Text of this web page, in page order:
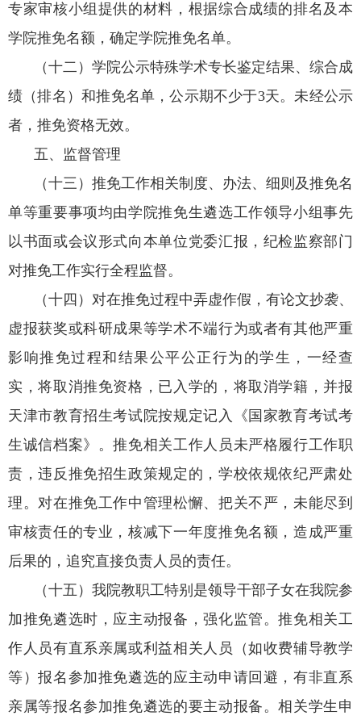
专家审核小组提供的材料，根据综合成绩的排名及本
学院推免名额，确定学院推免名单。
（十二）学院公示特殊学术专长鉴定结果、综合成
绩（排名）和推免名单，公示期不少于3天。未经公示
者，推免资格无效。
五、监督管理
（十三）推免工作相关制度、办法、细则及推免名
单等重要事项均由学院推免生遴选工作领导小组事先
以书面或会议形式向本单位党委汇报，纪检监察部门
对推免工作实行全程监督。
（十四）对在推免过程中弄虚作假，有论文抄袭、
虚报获奖或科研成果等学术不端行为或者有其他严重
影响推免过程和结果公平公正行为的学生，一经查
实，将取消推免资格，已入学的，将取消学籍，并报
天津市教育招生考试院按规定记入《国家教育考试考
生诚信档案》。推免相关工作人员未严格履行工作职
责，违反推免招生政策规定的，学校依规依纪严肃处
理。对在推免工作中管理松懈、把关不严，未能尽到
审核责任的专业，核减下一年度推免名额，造成严重
后果的，追究直接负责人员的责任。
（十五）我院教职工特别是领导干部子女在我院参
加推免遴选时，应主动报备，强化监管。推免相关工
作人员有直系亲属或利益相关人员（如收费辅导教学
等）报名参加推免遴选的应主动申请回避，有非直系
亲属等报名参加推免遴选的要主动报备。相关学生申